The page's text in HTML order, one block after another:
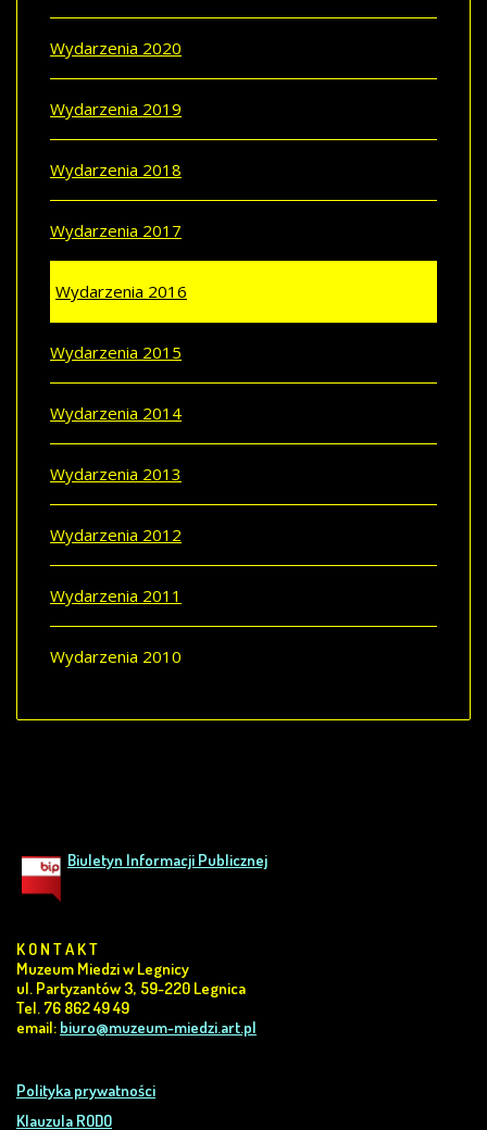
Wydarzenia 2020
Wydarzenia 2019
Wydarzenia 2018
Wydarzenia 2017
Wydarzenia 2016
Wydarzenia 2015
Wydarzenia 2014
Wydarzenia 2013
Wydarzenia 2012
Wydarzenia 2011
Wydarzenia 2010
Biuletyn Informacji Publicznej
K O N T A K T
Muzeum Miedzi w Legnicy
ul. Partyzantów 3, 59-220 Legnica
Tel. 76 862 49 49
email: biuro@muzeum-miedzi.art.pl
Polityka prywatności
Klauzula RODO